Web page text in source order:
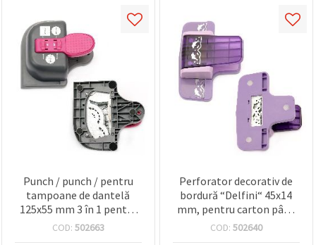
Punch / punch / pentru
tampoane de dantelă
125x55 mm 3 în 1 pentru
carton până la 160 g / m2
COD: 502663
Perforator decorativ de
bordură “Delfini“ 45x14
mm, pentru carton până
la 160 g/m²
COD: 502640